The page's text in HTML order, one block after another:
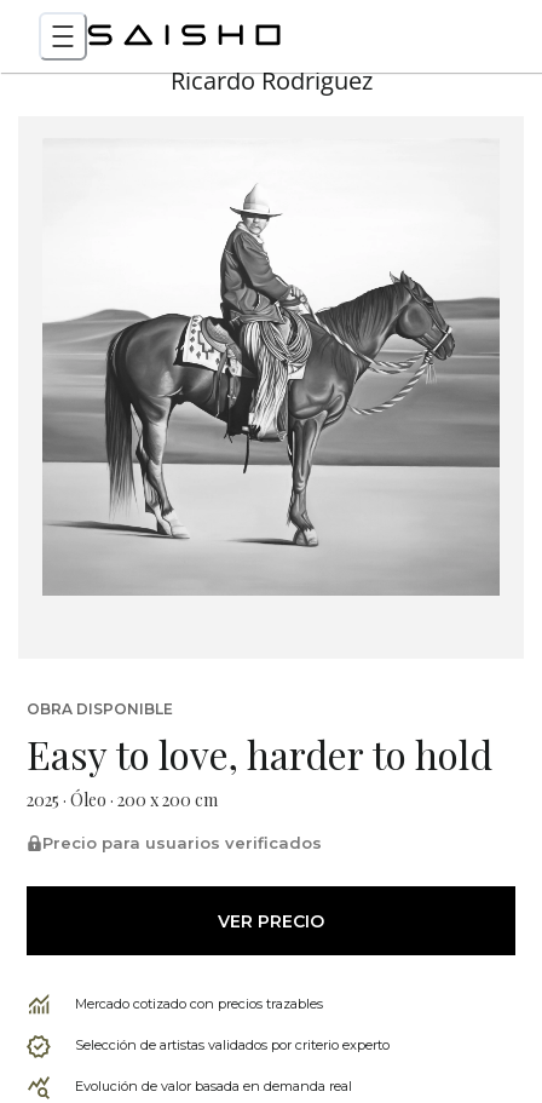
Ricardo Rodriguez
OBRA DISPONIBLE
Easy to love, harder to hold
2025 · Óleo · 200 x 200 cm
Precio para usuarios verificados
VER PRECIO
Mercado cotizado con precios trazables
Selección de artistas validados por criterio experto
Evolución de valor basada en demanda real